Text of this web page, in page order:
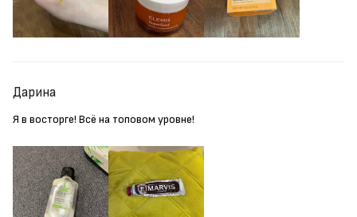
Дарина
Я в восторге! Всё на топовом уровне!